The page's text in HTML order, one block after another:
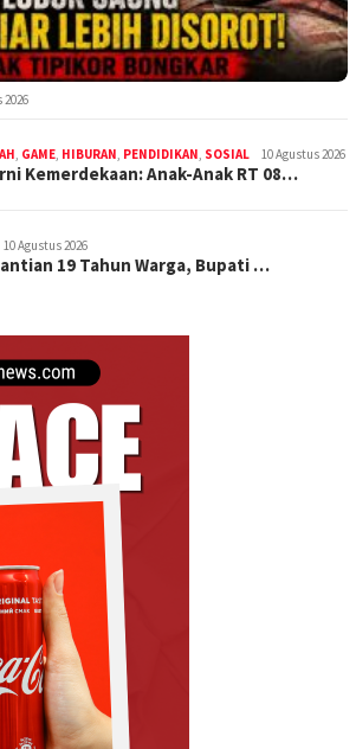
2026
GAME HIBURAN PENDIDIKAN SOSIAL 10 Agustus 2026
Kemerdekaan: Anak-Anak RT 08…
10 Agustus 2026
19 Tahun Warga, Bupati …